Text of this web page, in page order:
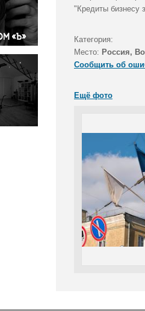
"Кредиты бизнесу
Категория:
Место: Россия,
Сообщить об
Ещё фото